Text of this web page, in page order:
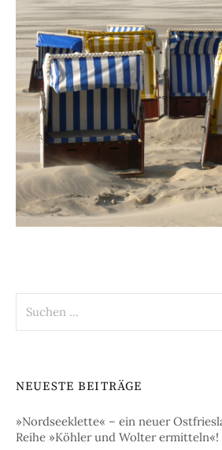
nach:
NEUESTE BEITRÄGE
»Nordseeklette« – ein neuer
Reihe »Köhler und Wolter ermitteln«!